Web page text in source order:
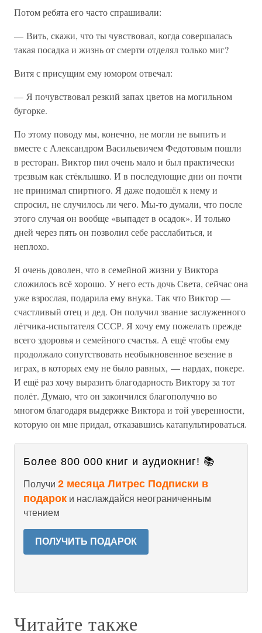
Потом ребята его часто спрашивали:
— Вить, скажи, что ты чувствовал, когда совершалась
такая посадка и жизнь от смерти отделял только миг?
Витя с присущим ему юмором отвечал:
— Я почувствовал резкий запах цветов на могильном
бугорке.
По этому поводу мы, конечно, не могли не выпить и
вместе с Александром Васильевичем Федотовым пошли
в ресторан. Виктор пил очень мало и был практически
трезвым как стёклышко. И в последующие дни он почти
не принимал спиртного. Я даже подошёл к нему и
спросил, не случилось ли чего. Мы-то думали, что после
этого случая он вообще «выпадет в осадок». И только
дней через пять он позволил себе расслабиться, и
неплохо.
Я очень доволен, что в семейной жизни у Виктора
сложилось всё хорошо. У него есть дочь Света, сейчас она
уже взрослая, подарила ему внука. Так что Виктор —
счастливый отец и дед. Он получил звание заслуженного
лётчика-испытателя СССР. Я хочу ему пожелать прежде
всего здоровья и семейного счастья. А ещё чтобы ему
продолжало сопутствовать необыкновенное везение в
играх, в которых ему не было равных, — нардах, покере.
И ещё раз хочу выразить благодарность Виктору за тот
полёт. Думаю, что он закончился благополучно во
многом благодаря выдержке Виктора и той уверенности,
которую он мне придал, отказавшись катапультироваться.
Более 800 000 книг и аудиокниг! 📚
Получи 2 месяца Литрес Подписки в
подарок и наслаждайся неограниченным
чтением
ПОЛУЧИТЬ ПОДАРОК
Читайте также